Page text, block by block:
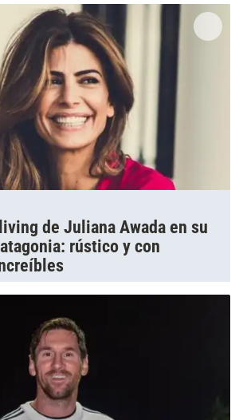
de Juliana Awada en su
rústico y con